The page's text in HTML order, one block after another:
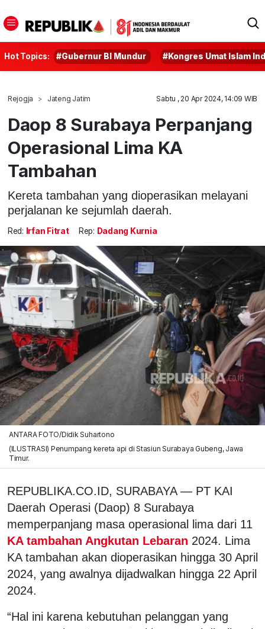
Hot Topics: #Gubernur BI Mundur #Kongres Umat Islam
Rejogja Jateng Jatim Sabtu , 20 Apr 2024, 14:09 WIB
Daop 8 Surabaya Perpanjang
Operasional Lima KA
Tambahan
Kereta tambahan yang dioperasikan melayani
perjalanan ke sejumlah daerah.
Red: Irfan Fitrat Rep: Dadang Kurnia
ANTARA FOTO/Didik Suhartono
(ILUSTRASI) Penumpang kereta api di Stasiun Surabaya Gubeng, Jawa
Timur.
REPUBLIKA.CO.ID, SURABAYA — PT KAI
Daerah Operasi (Daop) 8 Surabaya
memperpanjang masa operasional lima dari 11
KA tambahan Angkutan Lebaran 2024. Lima
KA tambahan akan dioperasikan hingga 30 April
2024, yang awalnya dijadwalkan hingga 22 April
2024.
“Hal ini karena kebutuhan pelanggan yang